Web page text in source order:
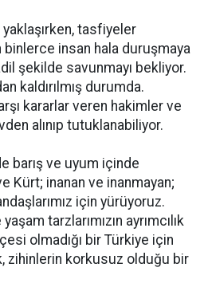
yaklaşırken, tasfiyeler
binlerce insan hala duruşmaya
şekilde savunmayı bekliyor.
kaldırılmış durumda.
kararlar veren hakimler ve
alınıp tutuklanabiliyor.
barış ve uyum içinde
Kürt; inanan ve inanmayan;
için yürüyoruz.
tarzlarımızın ayrımcılık
olmadığı bir Türkiye için
zihinlerin korkusuz olduğu bir